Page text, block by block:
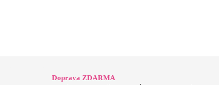
Doprava ZDARMA